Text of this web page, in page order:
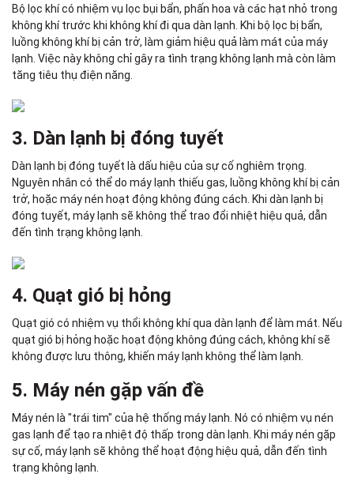
Bộ lọc khí có nhiệm vụ lọc bụi bẩn, phấn hoa và các hạt nhỏ trong
không khí trước khi không khí đi qua dàn lạnh. Khi bộ lọc bị bẩn,
luồng không khí bị cản trở, làm giảm hiệu quả làm mát của máy
lạnh. Việc này không chỉ gây ra tình trạng không lạnh mà còn làm
tăng tiêu thụ điện năng.
3. Dàn lạnh bị đóng tuyết
Dàn lạnh bị đóng tuyết là dấu hiệu của sự cố nghiêm trọng.
Nguyên nhân có thể do máy lạnh thiếu gas, luồng không khí bị cản
trở, hoặc máy nén hoạt động không đúng cách. Khi dàn lạnh bị
đóng tuyết, máy lạnh sẽ không thể trao đổi nhiệt hiệu quả, dẫn
đến tình trạng không lạnh.
4. Quạt gió bị hỏng
Quạt gió có nhiệm vụ thổi không khí qua dàn lạnh để làm mát. Nếu
quạt gió bị hỏng hoặc hoạt động không đúng cách, không khí sẽ
không được lưu thông, khiến máy lạnh không thể làm lạnh.
5. Máy nén gặp vấn đề
Máy nén là "trái tim" của hệ thống máy lạnh. Nó có nhiệm vụ nén
gas lạnh để tạo ra nhiệt độ thấp trong dàn lạnh. Khi máy nén gặp
sự cố, máy lạnh sẽ không thể hoạt động hiệu quả, dẫn đến tình
trạng không lạnh.